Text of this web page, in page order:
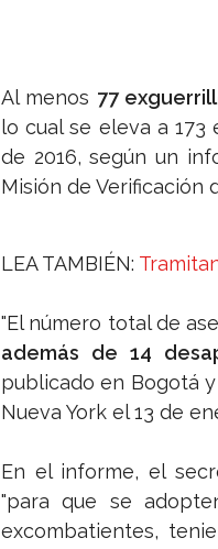
Al menos 77
lo cual se eleva a
de 2016, según un
Misión de Verificación
LEA TAMBIÉN:
"El número total de
además de 14
publicado en Bogotá
Nueva York el 13 de
En el informe, el
"para que se
excombatientes,